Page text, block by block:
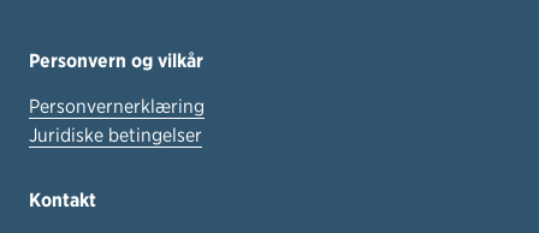
Personvern og vilkår
Personvernerklæring
Juridiske betingelser
Kontakt